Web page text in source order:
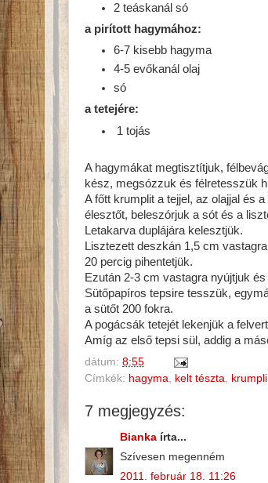
2 teáskanál só
a pirított hagymához:
6-7 kisebb hagyma
4-5 evőkanál olaj
só
a tetejére:
1 tojás
A hagymákat megtisztítjuk,
kész, megsózzuk és félretesszük
A főtt krumplit a tejjel, az olajjal és
élesztőt, beleszórjuk a sót és a
Letakarva duplájára kelesztjük.
Lisztezett deszkán 1,5 cm
20 percig pihentetjük.
Ezután 2-3 cm vastagra nyújtjuk
Sütőpapíros tepsire tesszük,
a sütőt 200 fokra.
A pogácsák tetejét lekenjük a
Amíg az első tepsi sül, addig a
dátum: 8:55
Címkék: hagyma kelt tészta krumpli
7 megjegyzés:
Bianka írta...
Szívesen megenném
2011. február 18. 11:26